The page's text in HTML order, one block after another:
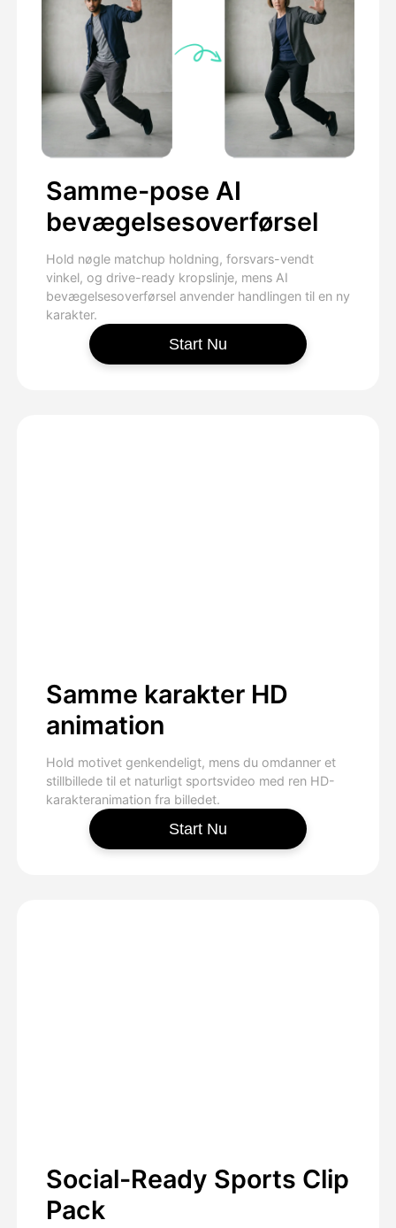
Samme-pose AI
bevægelsesoverførsel
Hold nøgle matchup holdning, forsvars-vendt
vinkel, og drive-ready kropslinje, mens AI
bevægelsesoverførsel anvender handlingen til en ny
karakter.
Start Nu
Samme karakter HD
animation
Hold motivet genkendeligt, mens du omdanner et
stillbillede til et naturligt sportsvideo med ren HD-
karakteranimation fra billedet.
Start Nu
Social-Ready Sports Clip
Pack